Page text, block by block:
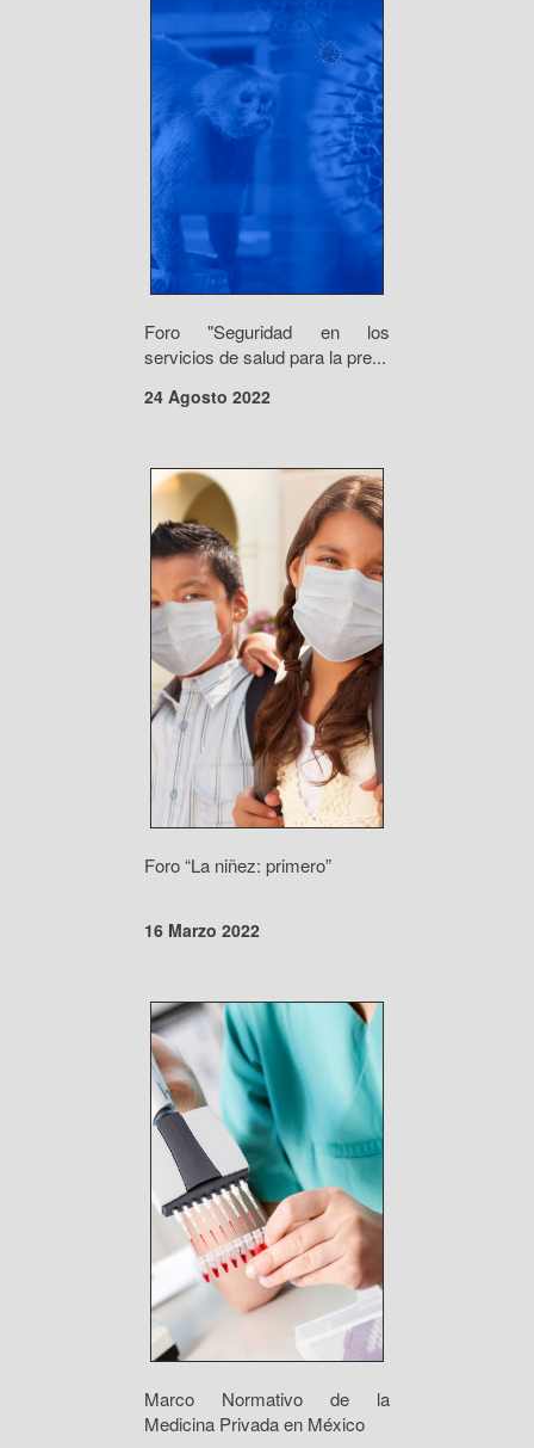
Foro "Seguridad en los
servicios de salud para la pre...
24 Agosto 2022
Foro “La niñez: primero”
16 Marzo 2022
Marco Normativo de la
Medicina Privada en México